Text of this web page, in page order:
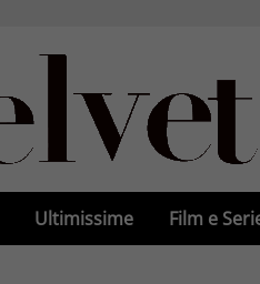
Ultimissime Film e